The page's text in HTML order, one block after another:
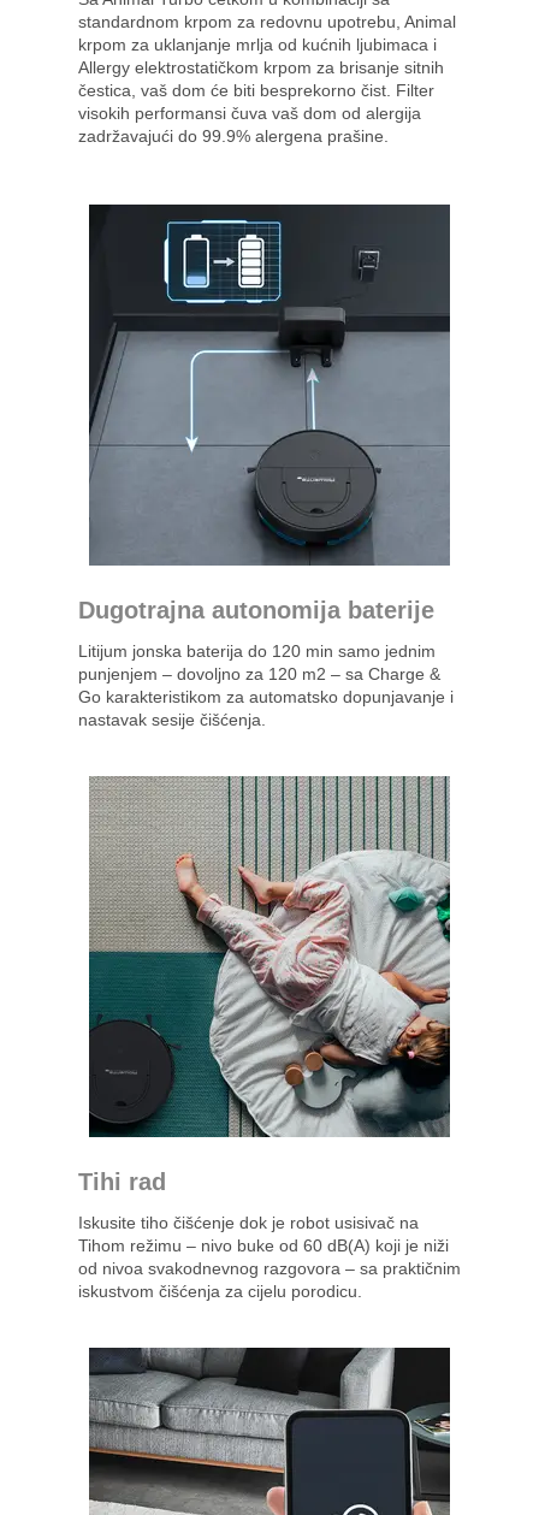
standardnom krpom za redovnu upotrebu, Animal
krpom za uklanjanje mrlja od kućnih ljubimaca i
Allergy elektrostatičkom krpom za brisanje sitnih
čestica, vaš dom će biti besprekorno čist. Filter
visokih performansi čuva vaš dom od alergija
zadržavajući do 99.9% alergena prašine.
Dugotrajna autonomija baterije
Litijum jonska baterija do 120 min samo jednim
punjenjem – dovoljno za 120 m2 – sa Charge &
Go karakteristikom za automatsko dopunjavanje i
nastavak sesije čišćenja.
Tihi rad
Iskusite tiho čišćenje dok je robot usisivač na
Tihom režimu – nivo buke od 60 dB(A) koji je niži
od nivoa svakodnevnog razgovora – sa praktičnim
iskustvom čišćenja za cijelu porodicu.